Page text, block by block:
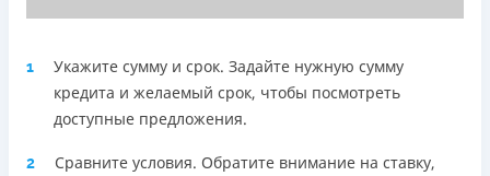
ПОЛУЧИТЬ ЗАЙМ
1
Укажите сумму и срок. Задайте нужную сумму
кредита и желаемый срок, чтобы посмотреть
доступные предложения.
2
Сравните условия. Обратите внимание на ставку,